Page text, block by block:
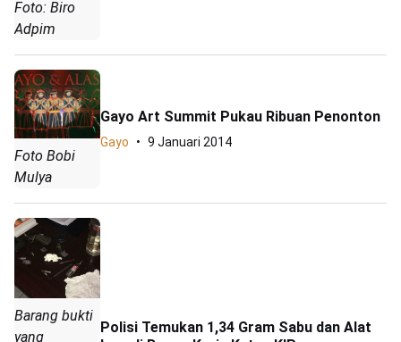
Foto: Biro
Adpim
Foto Bobi
Mulya
Gayo Art Summit Pukau Ribuan Penonton
Gayo 9 Januari 2014
Barang bukti
yang
Polisi Temukan 1,34 Gram Sabu dan Alat